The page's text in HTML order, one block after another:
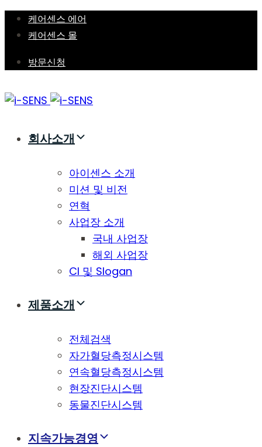
Skip
links
Skip
navigation
to
케어센스 에어
케어센스 몰
방문신청
회사소개
아이센스 소개
미션 및 비전
연혁
사업장 소개
국내 사업장
해외 사업장
CI 및 Slogan
제품소개
전체검색
자가혈당측정시스템
연속혈당측정시스템
현장진단시스템
동물진단시스템
지속가능경영